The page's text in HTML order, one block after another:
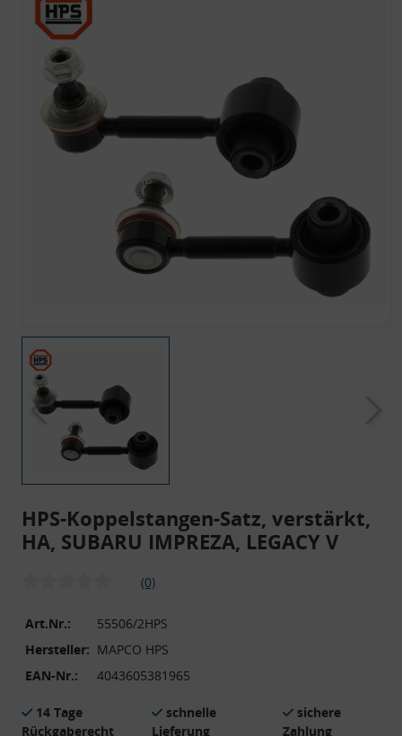
HPS-Koppelstangen-Satz, verstärkt,
HA, SUBARU IMPREZA, LEGACY V
(0)
Art.Nr.:
55506/2HPS
Hersteller: MAPCO HPS
EAN-Nr.:
4043605381965
14 Tage
Rückgaberecht
schnelle
Lieferung
sichere
Zahlung